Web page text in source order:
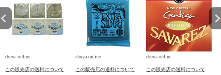
chuya-online
この販売店の送料について
chuya-online
この販売店の送料について
chuya-online
この販売店の送料について